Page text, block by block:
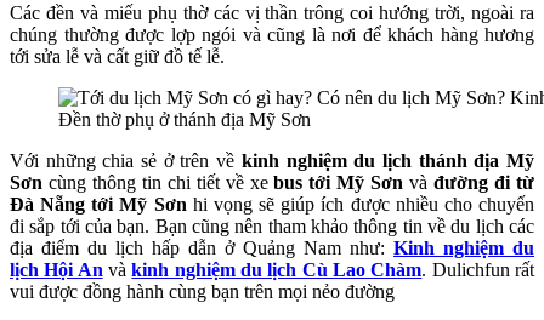
Các đền và miếu phụ thờ các vị thần trông coi hướng trời, ngoài ra
chúng thường được lợp ngói và cũng là nơi để khách hàng hương
tới sửa lễ và cất giữ đồ tế lễ.
Đền thờ phụ ở thánh địa Mỹ Sơn
Với những chia sẻ ở trên về kinh nghiệm du lịch thánh địa Mỹ
Sơn cùng thông tin chi tiết về xebus tới Mỹ Sơn vàđường đi từ
Đà Nẵng tới Mỹ Sơn hi vọng sẽ giúp ích được nhiều cho chuyến
đi sắp tới của bạn. Bạn cũng nên tham khảo thông tin về du lịch các
địa điểm du lịch hấp dẫn ở Quảng Nam như: Kinh nghiệm du
lịch Hội An vàkinh nghiệm du lịch Cù Lao Chàm. Dulichfun rất
vui được đồng hành cùng bạn trên mọi nẻo đường